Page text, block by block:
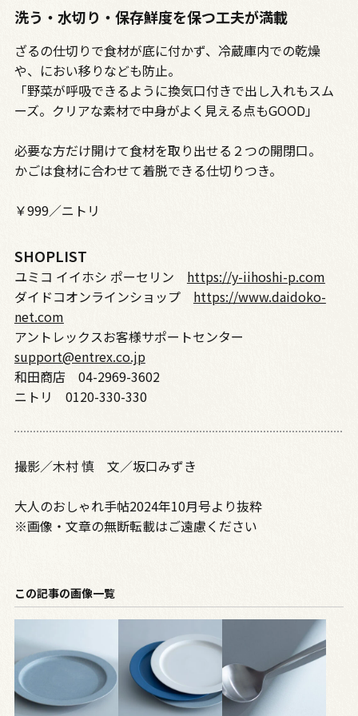
洗う・水切り・保存鮮度を保つ工夫が満載
ざるの仕切りで食材が底に付かず、冷蔵庫内での乾燥
や、におい移りなども防止。
「野菜が呼吸できるように換気口付きで出し入れもスム
ーズ。クリアな素材で中身がよく見える点もGOOD」
必要な方だけ開けて食材を取り出せる２つの開閉口。
かごは食材に合わせて着脱できる仕切りつき。
￥999／ニトリ
SHOPLIST
ユミコ イイホシ ポーセリン https://y-iihoshi-p.com
ダイドコオンラインショップ https://www.daidoko-
net.com
アントレックスお客様サポートセンター
support@entrex.co.jp
和田商店 04-2969-3602
ニトリ 0120-330-330
撮影／木村 慎 文／坂口みずき
大人のおしゃれ手帖2024年10月号より抜粋
※画像・文章の無断転載はご遠慮ください
この記事の画像一覧